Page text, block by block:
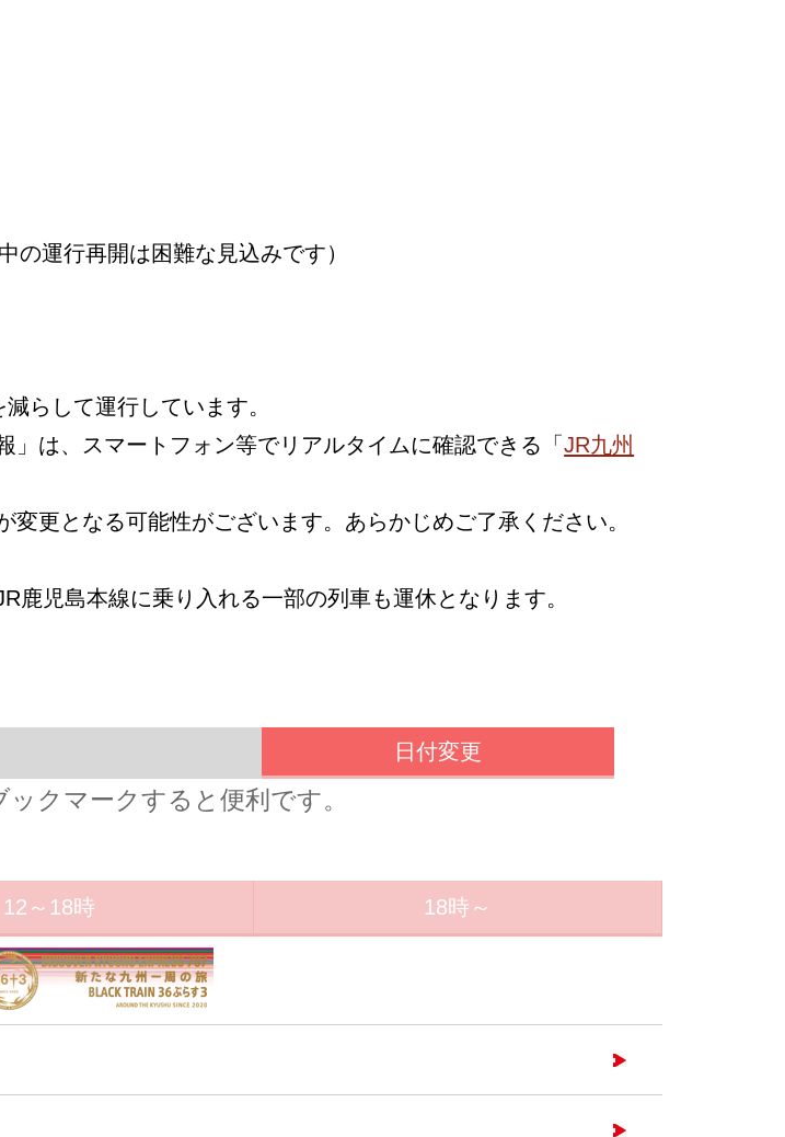
の運行再開は困難な見込みです）
らして運行しています。
」は、スマートフォン等でリアルタイムに確認できる「JR九州
更となる可能性がございます。あらかじめご了承ください。
鹿児島本線に乗り入れる一部の列車も運休となります。
日付変更
クマークすると便利です。
12～18時 18時～